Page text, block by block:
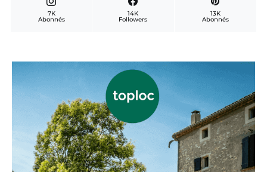
7K
Abonnés
14K
Followers
13K
Abonnés